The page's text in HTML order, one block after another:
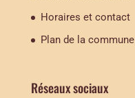
Horaires et contact
Plan de la commune
Réseaux sociaux